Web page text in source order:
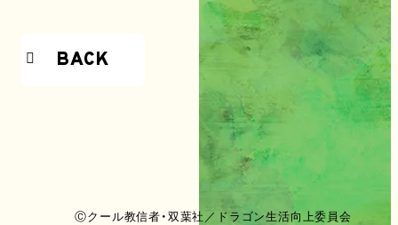
BACK
Ⓒクール教信者・双葉社／ドラゴン生活向上委員会